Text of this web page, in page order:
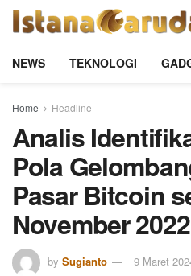
NEWS TEKNOLOGI
Home Headline
Analis
Pola
Pasar Bitcoin
November 2022
by Sugianto
9 Maret